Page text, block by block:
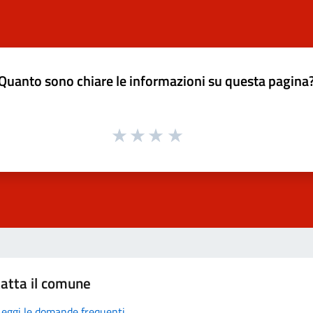
sono chiare le informazioni su questa
il comune